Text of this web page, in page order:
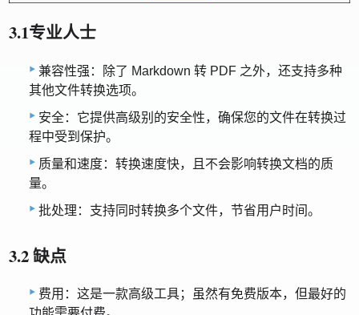
3.1专业人士
兼容性强：除了 Markdown 转 PDF 之外，还支持多种
其他文件转换选项。
安全：它提供高级别的安全性，确保您的文件在转换过
程中受到保护。
质量和速度：转换速度快，且不会影响转换文档的质
量。
批处理：支持同时转换多个文件，节省用户时间。
3.2 缺点
费用：这是一款高级工具；虽然有免费版本，但最好的